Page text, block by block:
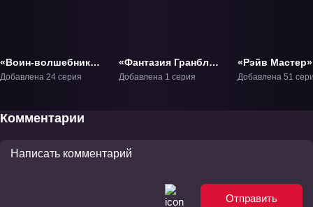
«Воин-волшебник
Луи» ТВ-1
Добавлена 24 серия
«Фантазия Гранблю:
Тыквенная лампа»
Добавлена 1 серия
«Рэйв
Добавлена 51
Комментарии
Отправить